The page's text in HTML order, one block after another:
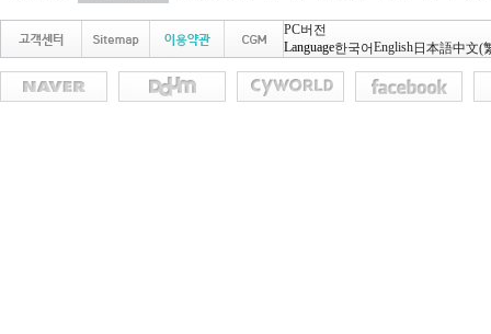
PC버전
Language한국어English日本語中文(